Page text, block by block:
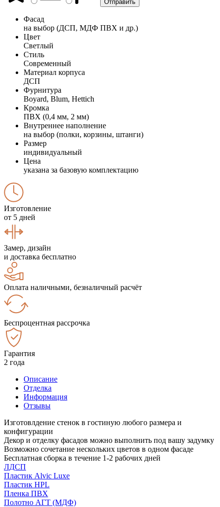
Фасад
на выбор (ДСП, МДФ ПВХ и др.)
Цвет
Светлый
Стиль
Современный
Материал корпуса
ДСП
Фурнитура
Boyard, Blum, Hettich
Кромка
ПВХ (0,4 мм, 2 мм)
Внутреннее наполнение
на выбор (полки, корзины, штанги)
Размер
индивидуальный
Цена
указана за базовую комплектацию
Изготовление
от 5 дней
Замер, дизайн
и доставка бесплатно
Оплата наличными, безналичный расчёт
Беспроцентная рассрочка
Гарантия
2 года
Описание
Отделка
Информация
Отзывы
Изготовлдение стенок в гостиную любого размера и
конфигурации
Декор и отделку фасадов можно выполнить под вашу задумку
Возможно сочетание нескольких цветов в одном фасаде
Бесплатная сборка в течение 1-2 рабочих дней
ЛДСП
Пластик Alvic Luxe
Пластик HPL
Пленка ПВХ
Полотно АГТ (МДФ)